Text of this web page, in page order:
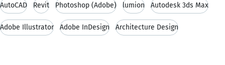
AutoCAD Revit Photoshop (Adobe) lumion Autodesk 3ds Max
Adobe Illustrator Adobe InDesign Architecture Design